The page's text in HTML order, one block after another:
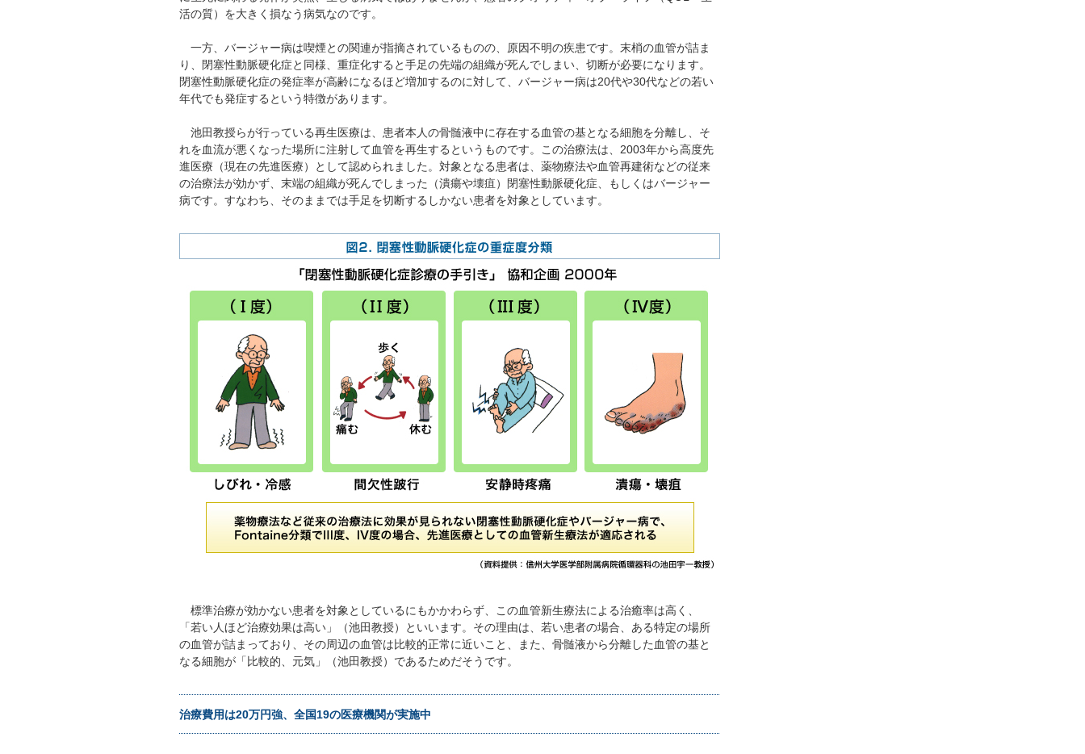
活の質）を大きく損なう病気なのです。
一方、バージャー病は喫煙との関連が指摘されているものの、原因不明の疾患です。末梢の血管が詰ま
り、閉塞性動脈硬化症と同様、重症化すると手足の先端の組織が死んでしまい、切断が必要になります。
閉塞性動脈硬化症の発症率が高齢になるほど増加するのに対して、バージャー病は20代や30代などの若い
年代でも発症するという特徴があります。
池田教授らが行っている再生医療は、患者本人の骨髄液中に存在する血管の基となる細胞を分離し、そ
れを血流が悪くなった場所に注射して血管を再生するというものです。この治療法は、2003年から高度先
進医療（現在の先進医療）として認められました。対象となる患者は、薬物療法や血管再建術などの従来
の治療法が効かず、末端の組織が死んでしまった（潰瘍や壊疽）閉塞性動脈硬化症、もしくはバージャー
病です。すなわち、そのままでは手足を切断するしかない患者を対象としています。
標準治療が効かない患者を対象としているにもかかわらず、この血管新生療法による治癒率は高く、
「若い人ほど治療効果は高い」（池田教授）といいます。その理由は、若い患者の場合、ある特定の場所
の血管が詰まっており、その周辺の血管は比較的正常に近いこと、また、骨髄液から分離した血管の基と
なる細胞が「比較的、元気」（池田教授）であるためだそうです。
治療費用は20万円強、全国19の医療機関が実施中